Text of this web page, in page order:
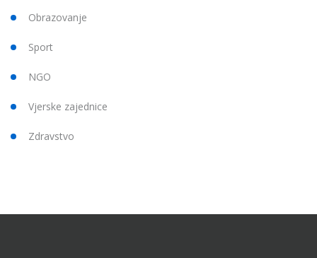
Obrazovanje
Sport
NGO
Vjerske zajednice
Zdravstvo